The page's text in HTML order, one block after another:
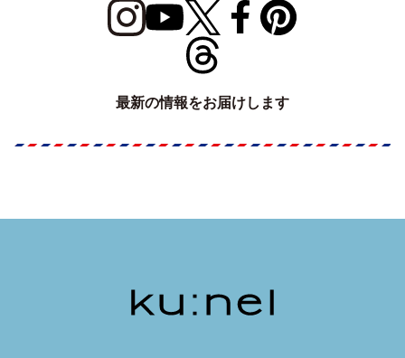
最新の情報をお届けします